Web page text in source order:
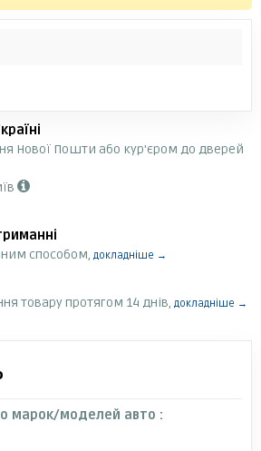
Нової Пошти або кур'єром до дверей
способом, докладніше →
товару протягом 14 днів, докладніше →
марок/моделей авто :